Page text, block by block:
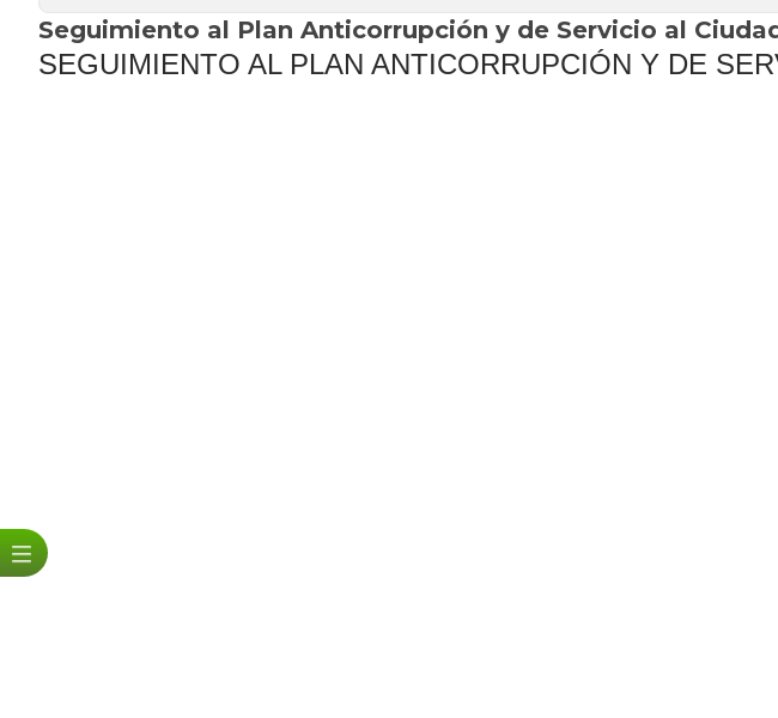
Seguimiento al Plan Anticorrupción y de Servicio al
SEGUIMIENTO AL PLAN ANTICORRUPCIÓN Y DE